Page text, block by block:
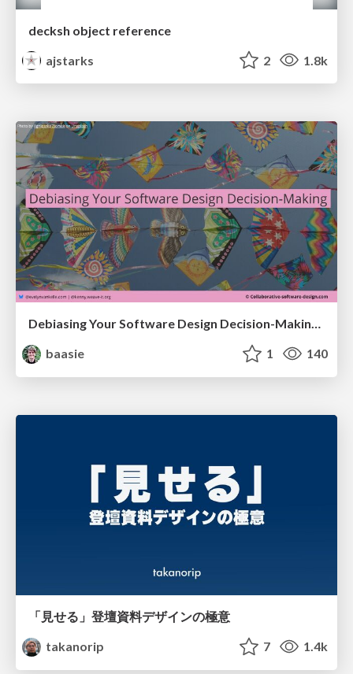
decksh object reference
ajstarks
2 1.8k
Debiasing Your Software Design Decision-Making @ Flowcon '26
baasie
1 140
「見せる」登壇資料デザインの極意
takanorip
7 1.4k